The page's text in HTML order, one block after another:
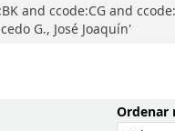
ccode:CG and
G., José Joaquín'
Ordenar